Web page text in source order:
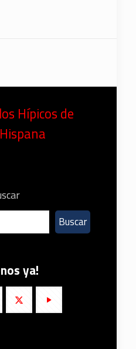
Hípicos de
Buscar
ya!